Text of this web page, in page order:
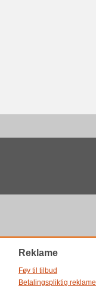
Reklame
Føy til tilbud
Betalingspliktig reklame